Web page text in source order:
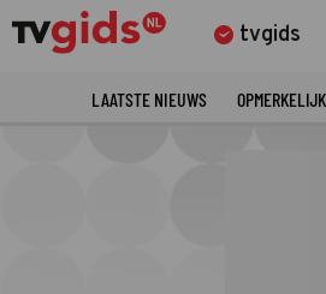
tvgids
LAATSTE NIEUWS